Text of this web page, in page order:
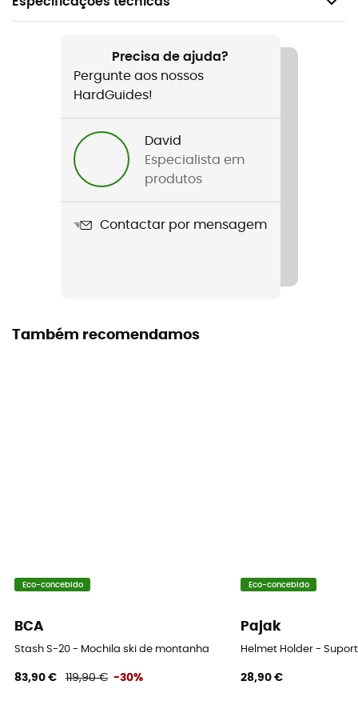
Mission Pro 18L
Volume
Com apito
Precisa de ajuda?
Pergunte aos nossos
HardGuides!
David
Especialista em
produtos
Contactar por mensagem
Também recomendamos
Eco-concebido
BCA
Stash S-20 - Mochila ski de montanha
83,90 € 119,90 € -30%
Eco-concebido
Pajak
Helmet Holder -
28,90 €